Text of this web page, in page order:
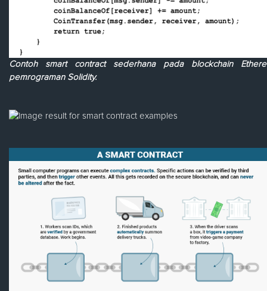
Contoh smart contract sederhana pada blockchain
pemrograman Solidity.